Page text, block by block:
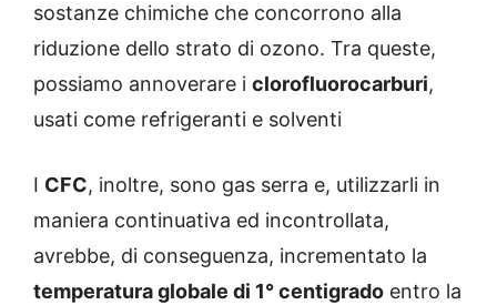
sostanze chimiche che concorrono alla
riduzione dello strato di ozono. Tra queste,
possiamo annoverare i clorofluorocarburi,
usati come refrigeranti e solventi
I CFC, inoltre, sono gas serra e, utilizzarli in
maniera continuativa ed incontrollata,
avrebbe, di conseguenza, incrementato la
temperatura globale di 1° centigrado entro la